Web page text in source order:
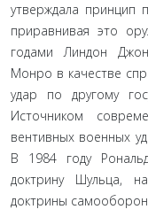
утверждала принцип
приравнивая это
годами Линдон
Монро в качестве
удар по другому
Источником
вентивных военных
В 1984 году
доктри­ну Шульца,
доктрины